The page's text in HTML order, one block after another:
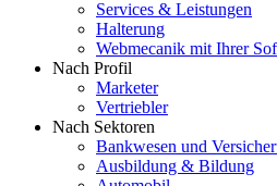
Services & Leistungen
Halterung
Webmecanik mit Ihrer
Nach Profil
Marketer
Vertriebler
Nach Sektoren
Bankwesen und
Ausbildung & Bildung